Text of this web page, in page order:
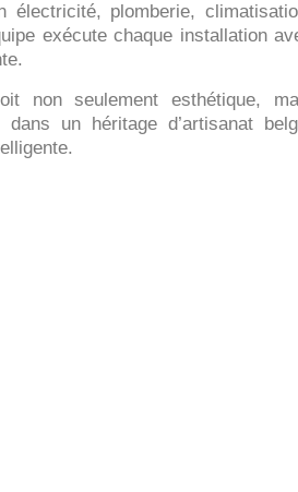
plomberie,
exécute chaque installation
non seulement esthétique,
un héritage d’artisanat